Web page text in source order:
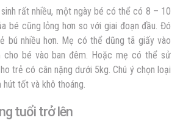
rất nhiều, một ngày bé có thể có 8 – 10
bé cũng lỏng hơn so với giai đoạn đầu. Đó
bú nhiều hơn. Mẹ có thể dũng tã giấy vào
cho bé vào ban đêm. Hoặc mẹ có thể sử
trẻ có cân nặng dưới 5kg. Chú ý chọn loại
tốt và khô thoáng.
tuổi trở lên